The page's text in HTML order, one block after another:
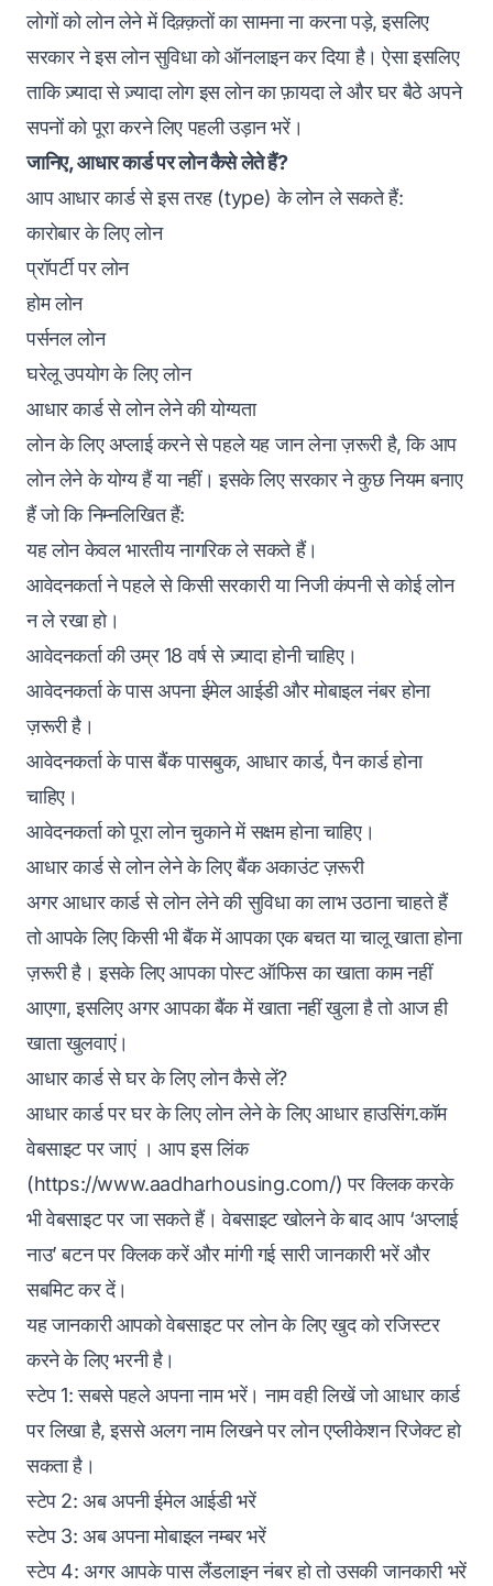
लोगों को लोन लेने में दिक़्क़तों का सामना ना करना पड़े, इसलिए
सरकार ने इस लोन सुविधा को ऑनलाइन कर दिया है। ऐसा इसलिए
ताकि ज़्यादा से ज़्यादा लोग इस लोन का फ़ायदा ले और घर बैठे अपने
सपनों को पूरा करने लिए पहली उड़ान भरें।
जानिए, आधार कार्ड पर लोन कैसे लेते हैं?
आप आधार कार्ड से इस तरह (type) के लोन ले सकते हैं:
कारोबार के लिए लोन
प्रॉपर्टी पर लोन
होम लोन
पर्सनल लोन
घरेलू उपयोग के लिए लोन
आधार कार्ड से लोन लेने की योग्यता
लोन के लिए अप्लाई करने से पहले यह जान लेना ज़रूरी है, कि आप
लोन लेने के योग्य हैं या नहीं। इसके लिए सरकार ने कुछ नियम बनाए
हैं जो कि निम्नलिखित हैं:
यह लोन केवल भारतीय नागरिक ले सकते हैं।
आवेदनकर्ता ने पहले से किसी सरकारी या निजी कंपनी से कोई लोन
न ले रखा हो।
आवेदनकर्ता की उम्र 18 वर्ष से ज़्यादा होनी चाहिए।
आवेदनकर्ता के पास अपना ईमेल आईडी और मोबाइल नंबर होना
ज़रूरी है।
आवेदनकर्ता के पास बैंक पासबुक, आधार कार्ड, पैन कार्ड होना
चाहिए।
आवेदनकर्ता को पूरा लोन चुकाने में सक्षम होना चाहिए।
आधार कार्ड से लोन लेने के लिए बैंक अकाउंट ज़रूरी
अगर आधार कार्ड से लोन लेने की सुविधा का लाभ उठाना चाहते हैं
तो आपके लिए किसी भी बैंक में आपका एक बचत या चालू खाता होना
ज़रूरी है। इसके लिए आपका पोस्ट ऑफिस का खाता काम नहीं
आएगा, इसलिए अगर आपका बैंक में खाता नहीं खुला है तो आज ही
खाता खुलवाएं।
आधार कार्ड से घर के लिए लोन कैसे लें?
आधार कार्ड पर घर के लिए लोन लेने के लिए आधार हाउसिंग.कॉम
वेबसाइट पर जाएं । आप इस लिंक
(https://www.aadharhousing.com/) पर क्लिक करके
भी वेबसाइट पर जा सकते हैं। वेबसाइट खोलने के बाद आप ‘अप्लाई
नाउ’ बटन पर क्लिक करें और मांगी गई सारी जानकारी भरें और
सबमिट कर दें।
यह जानकारी आपको वेबसाइट पर लोन के लिए खुद को रजिस्टर
करने के लिए भरनी है।
स्टेप 1: सबसे पहले अपना नाम भरें। नाम वही लिखें जो आधार कार्ड
पर लिखा है, इससे अलग नाम लिखने पर लोन एप्लीकेशन रिजेक्ट हो
सकता है।
स्टेप 2: अब अपनी ईमेल आईडी भरें
स्टेप 3: अब अपना मोबाइल नम्‍बर भरें
स्टेप 4: अगर आपके पास लैंडलाइन नंबर हो तो उसकी जानकारी भरें